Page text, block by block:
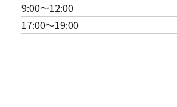
9:00～12:00
17:00～19:00